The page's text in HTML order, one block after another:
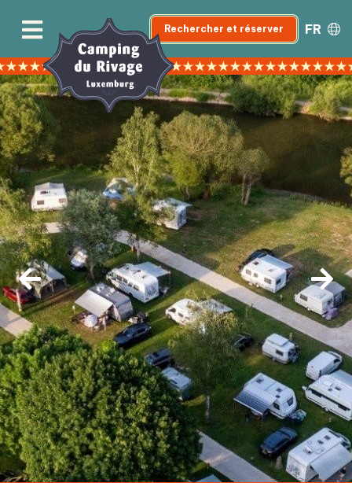
Rechercher et réserver FR